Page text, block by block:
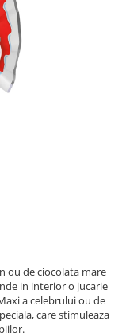
ou de ciocolata mare
in interior o jucarie
a celebrului ou de
care stimuleaza